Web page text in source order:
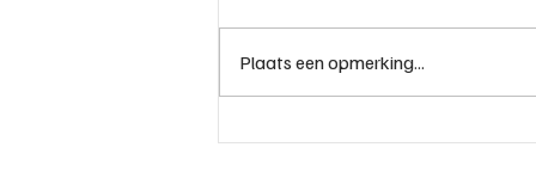
Wat kost rijles in
Plaats een opmerking...